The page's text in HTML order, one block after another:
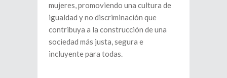
mujeres, promoviendo una cultura de
igualdad y no discriminación que
contribuya a la construcción de una
sociedad más justa, segura e
incluyente para todas.